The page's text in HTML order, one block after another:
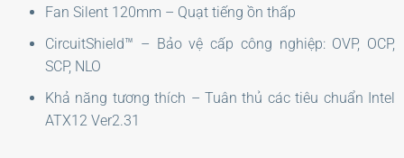
Fan Silent 120mm – Quạt tiếng ồn thấp
CircuitShield™ – Bảo vệ cấp công nghiệp: OVP, OCP,
SCP, NLO
Khả năng tương thích – Tuân thủ các tiêu chuẩn Intel
ATX12 Ver2.31